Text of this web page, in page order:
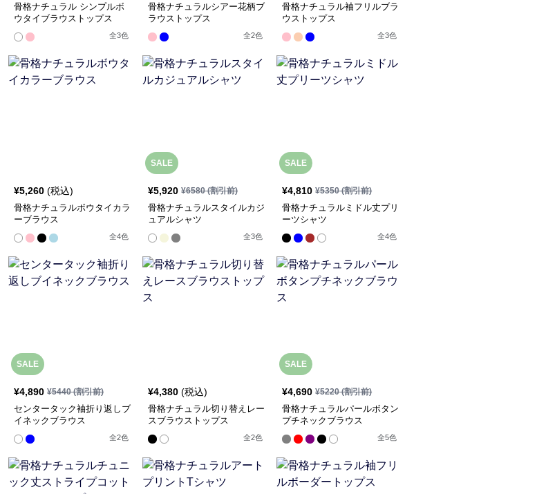
骨格ナチュラル シンプルボ
ウタイブラウストップス
全3色
骨格ナチュラルシアー花柄ブ
ラウストップス
全2色
骨格ナチュラル袖フリルブラ
ウストップス
全3色
¥5,260 (税込)
骨格ナチュラルボウタイカラ
ーブラウス
全4色
SALE
¥5,920 ¥6580(割引前)
骨格ナチュラルスタイルカジ
ュアルシャツ
全3色
SALE
¥4,810 ¥5350(割引前)
骨格ナチュラルミドル丈プリ
ーツシャツ
全4色
SALE
¥4,890 ¥5440(割引前)
センタータック袖折り返しブ
イネックブラウス
全2色
¥4,380 (税込)
骨格ナチュラル切り替えレー
スブラウストップス
全2色
SALE
¥4,690 ¥5220(割引前)
骨格ナチュラルパールボタン
プチネックブラウス
全5色